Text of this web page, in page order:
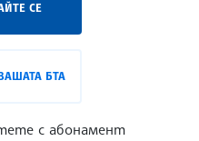
СЕ
БТА
с абонамент